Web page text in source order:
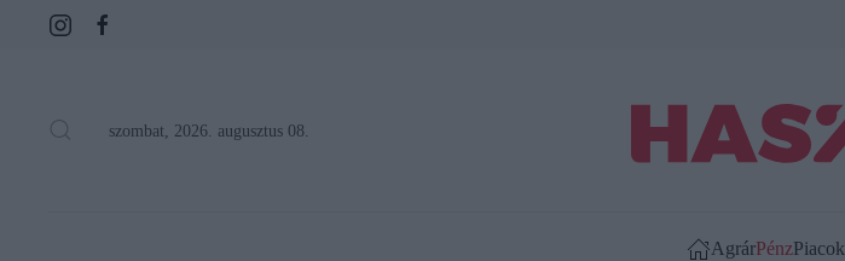
szombat, 2026. augusztus 08.
AgrárPénzPiacok